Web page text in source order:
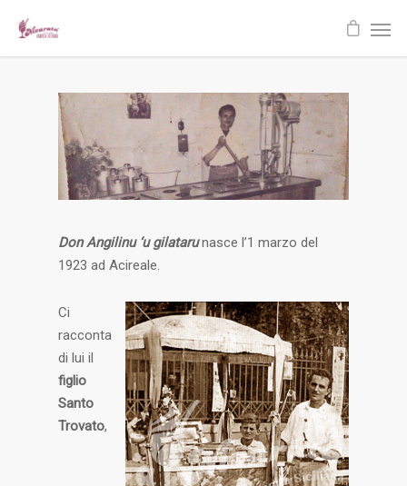
Don Angilinu ‘u gilatarunasce l’1 marzo del
1923 ad Acireale.
Ci
racconta
di lui il
figlio
Santo
Trovato,